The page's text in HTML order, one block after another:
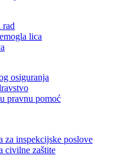
javnošću
poslove
lica
osiguranja
pravnu pomoć